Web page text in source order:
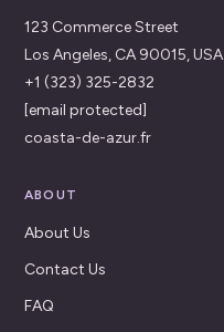
123 Commerce Street
Los Angeles, CA 90015, USA
+1 (323) 325-2832
[email protected]
coasta-de-azur.fr
ABOUT
About Us
Contact Us
FAQ